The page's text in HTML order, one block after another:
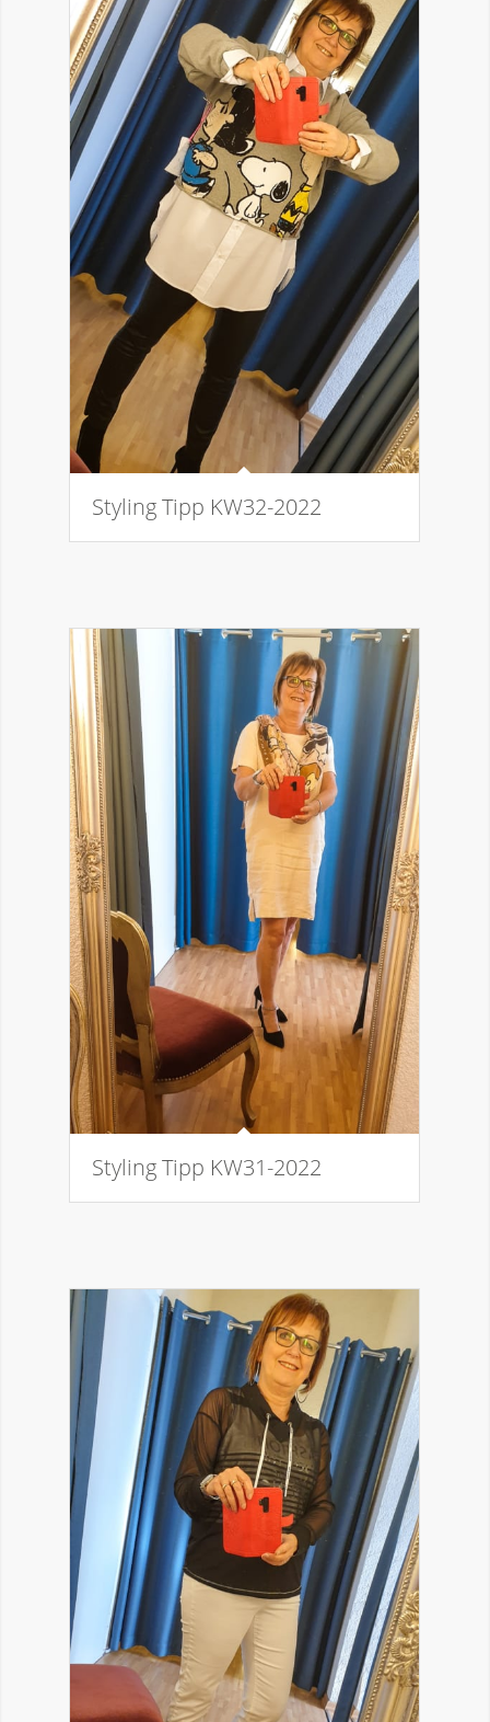
Styling Tipp KW32-2022
Styling Tipp KW31-2022